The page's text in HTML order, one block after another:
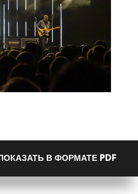
В ФОРМАТЕ PDF